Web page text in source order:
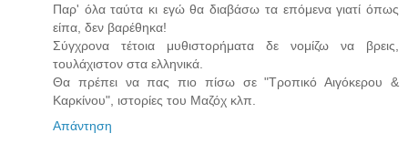
Παρ' όλα ταύτα κι εγώ θα διαβάσω τα επόμενα γιατί όπως
είπα, δεν βαρέθηκα!
Σύγχρονα τέτοια μυθιστορήματα δε νομίζω να βρεις,
τουλάχιστον στα ελληνικά.
Θα πρέπει να πας πιο πίσω σε "Τροπικό Αιγόκερου &
Καρκίνου", ιστορίες του Μαζόχ κλπ.
Απάντηση